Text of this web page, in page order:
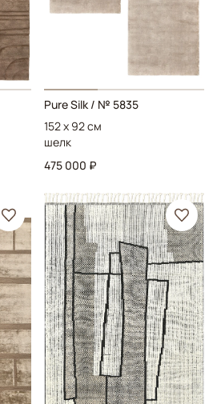
Pure Silk / № 5835
152 x 92 см
шелк
475 000 ₽